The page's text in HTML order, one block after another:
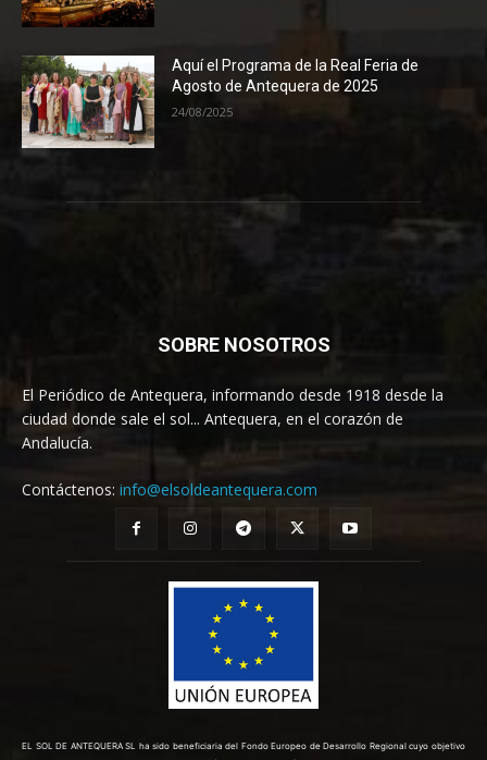
Aquí el Programa de la Real Feria de
Agosto de Antequera de 2025
24/08/2025
SOBRE NOSOTROS
El Periódico de Antequera, informando desde 1918 desde la
ciudad donde sale el sol... Antequera, en el corazón de
Andalucía.
Contáctenos: info@elsoldeantequera.com
EL SOL DE ANTEQUERA SL ha sido beneficiaria del Fondo Europeo de Desarrollo Regional cuyo objetivo